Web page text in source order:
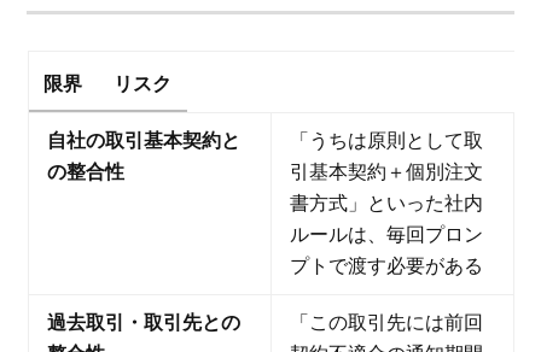
限界 リスク
自社の取引基本契約と
の整合性
「うちは原則として取
引基本契約＋個別注文
書方式」といった社内
ルールは、毎回プロン
プトで渡す必要がある
過去取引・取引先との
「この取引先には前回